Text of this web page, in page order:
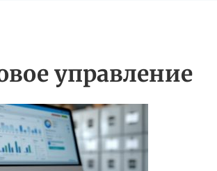
управление